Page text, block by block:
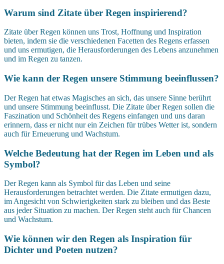
Warum sind Zitate über Regen inspirierend?
Zitate über Regen können uns Trost, Hoffnung und Inspiration
bieten, indem sie die verschiedenen Facetten des Regens erfassen
und uns ermutigen, die Herausforderungen des Lebens anzunehmen
und im Regen zu tanzen.
Wie kann der Regen unsere Stimmung beeinflussen?
Der Regen hat etwas Magisches an sich, das unsere Sinne berührt
und unsere Stimmung beeinflusst. Die Zitate über Regen sollen die
Faszination und Schönheit des Regens einfangen und uns daran
erinnern, dass er nicht nur ein Zeichen für trübes Wetter ist, sondern
auch für Erneuerung und Wachstum.
Welche Bedeutung hat der Regen im Leben und als
Symbol?
Der Regen kann als Symbol für das Leben und seine
Herausforderungen betrachtet werden. Die Zitate ermutigen dazu,
im Angesicht von Schwierigkeiten stark zu bleiben und das Beste
aus jeder Situation zu machen. Der Regen steht auch für Chancen
und Wachstum.
Wie können wir den Regen als Inspiration für
Dichter und Poeten nutzen?